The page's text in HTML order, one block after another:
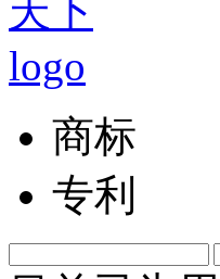
商标
专利